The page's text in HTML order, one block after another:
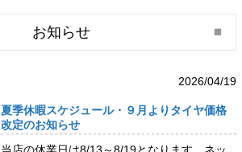
お知らせ
2026/04/19
夏季休暇スケジュール・９月よりタイヤ価格
改定のお知らせ